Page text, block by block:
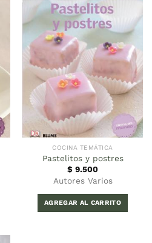
COCINA TEMÁTICA
Pastelitos y postres
$ 9.500
Autores Varios
AGREGAR AL CARRITO